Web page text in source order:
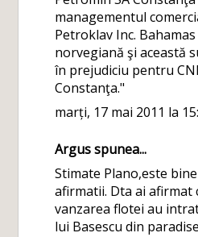
managementul
Petroklav Inc.
norvegiană şi această
în prejudiciu pentru
Constanţa."
marți, 17 mai 2011 la
Argusspunea...
Stimate Plano,este
afirmatii. Dta ai afirmat
vanzarea flotei au
lui Basescu din